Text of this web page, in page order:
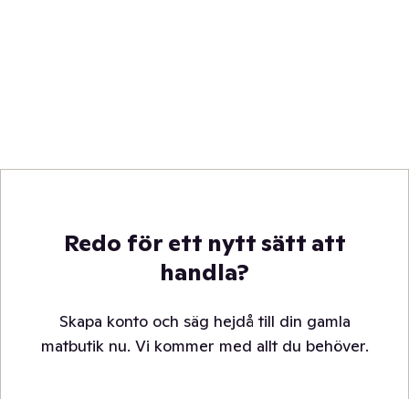
Redo för ett nytt sätt att
handla?
Skapa konto och säg hejdå till din gamla
matbutik nu. Vi kommer med allt du behöver.